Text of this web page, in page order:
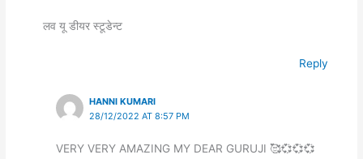
लव यू डीयर स्टूडेन्ट
Reply
HANNI KUMARI
28/12/2022 AT 8:57 PM
VERY VERY AMAZING MY DEAR GURUJI 🥰💞💞💞